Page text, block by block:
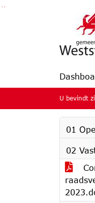
Ga naar de inhoud van
U bevindt
01
02